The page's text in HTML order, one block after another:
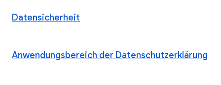
Datensicherheit
Anwendungsbereich der Datenschutzerklärung